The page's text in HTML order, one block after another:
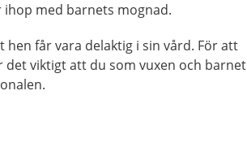
med barnets mognad.
får vara delaktig i sin vård. För att
det viktigt att du som vuxen och barnet